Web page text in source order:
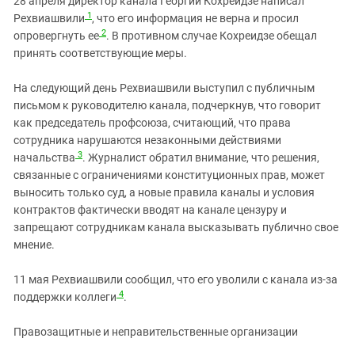
Рехвиашвили 1, что его информация не верна и просил
опровергнуть ее 2. В противном случае Кохреидзе обещал
принять соответствующие меры.
На следующий день Рехвиашвили выступил с публичным
письмом к руководителю канала, подчеркнув, что говорит
как председатель профсоюза, считающий, что права
сотрудника нарушаются незаконными действиями
начальства 3. Журналист обратил внимание, что решения,
связанные с ограничениями конституционных прав, может
выносить только суд, а новые правила каналы и условия
контрактов фактически вводят на канале цензуру и
запрещают сотрудникам канала высказывать публично свое
мнение.
11 мая Рехвиашвили сообщил, что его уволили c канала из-за
поддержки коллеги 4.
Правозащитные и неправительственные организации